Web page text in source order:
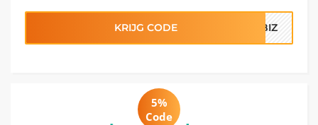
KRIJG CODE FBIZ
5%
Code